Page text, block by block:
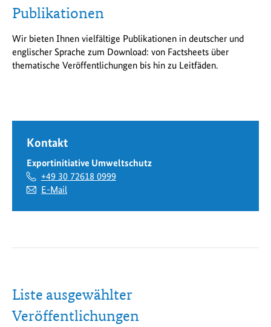
zur
Seite
des
BMUKN
Publikationen
Wir bieten Ihnen vielfältige Publikationen in deutscher und
englischer Sprache zum Download: von Factsheets über
thematische Veröffentlichungen bis hin zu Leitfäden.
Kontakt
Exportinitiative Umweltschutz
+49 30 72618 0999
E-Mail
Liste ausgewählter
Veröffentlichungen